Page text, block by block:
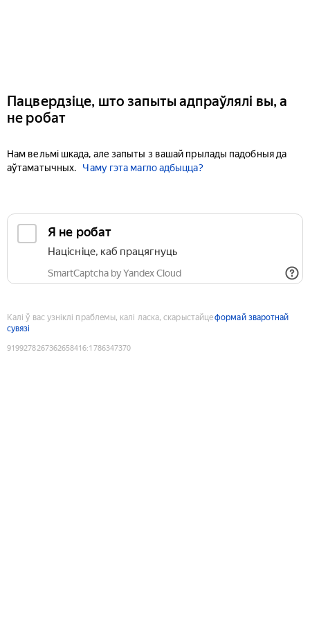
Пацвердзіце, што запыты адпраўлялі вы, а
не робат
Нам вельмі шкада, але запыты з вашай прылады падобныя да
аўтаматычных.
Чаму гэта магло адбыцца?
Я не робат
Націсніце, каб працягнуць
SmartCaptcha by Yandex Cloud
Калі ў вас узніклі праблемы, калі ласка, скарыстайцеформай зваротнай
сувязі
9199278267362658416:1786347370